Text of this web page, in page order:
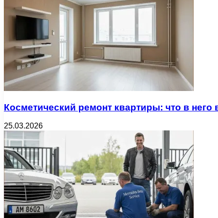
Косметический ремонт квартиры: что в него
25.03.2026